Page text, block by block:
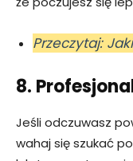
Przeczytaj:
8.
Jeśli odczuwasz
wahaj się szukać